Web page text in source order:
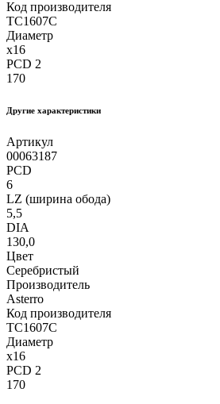
Код производителя
TC1607C
Диаметр
x16
PCD 2
170
Другие xарактеристики
Артикул
00063187
PCD
6
LZ (ширина обода)
5,5
DIA
130,0
Цвет
Серебристый
Производитель
Asterro
Код производителя
TC1607C
Диаметр
x16
PCD 2
170